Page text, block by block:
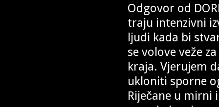
Odgovor od
traju intenzivni
ljudi kada bi
se volove veže
kraja. Vjerujem
ukloniti sporne
Riječane u mirni